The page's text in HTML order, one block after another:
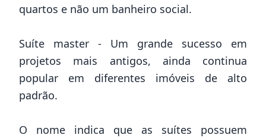
quartos e não um banheiro social.
Suíte master - Um grande sucesso em
projetos mais antigos, ainda continua
popular em diferentes imóveis de alto
padrão.
O nome indica que as suítes possuem